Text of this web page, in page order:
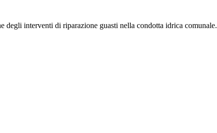
degli interventi di riparazione guasti nella condotta idrica comunale.